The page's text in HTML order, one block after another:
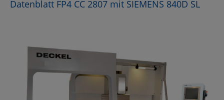
Datenblatt FP4 CC 2807 mit SIEMENS 840D SL